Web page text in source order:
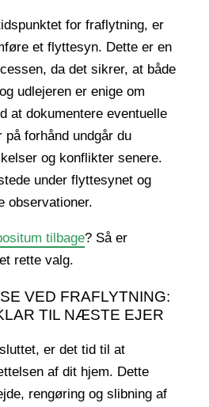
for fraflytning, er
et flyttesyn. Dette er en
da det sikrer, at både
udlejeren er enige om
at dokumentere eventuelle
forhånd undgår du
og konflikter senere.
under flyttesynet og
observationer.
tilbage? Så er
rette valg.
VED FRAFLYTNING:
TIL NÆSTE EJER
er det tid til at
af dit hjem. Dette
rengøring og slibning af